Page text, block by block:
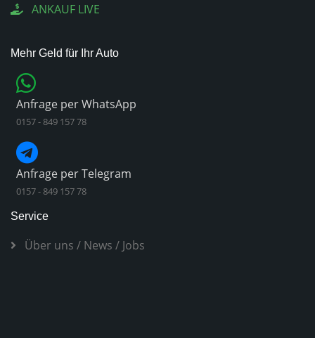
ANKAUF LIVE
Mehr Geld für Ihr Auto
Anfrage per WhatsApp
0157 - 849 157 78
Anfrage per Telegram
0157 - 849 157 78
Service
Über uns / News / Jobs